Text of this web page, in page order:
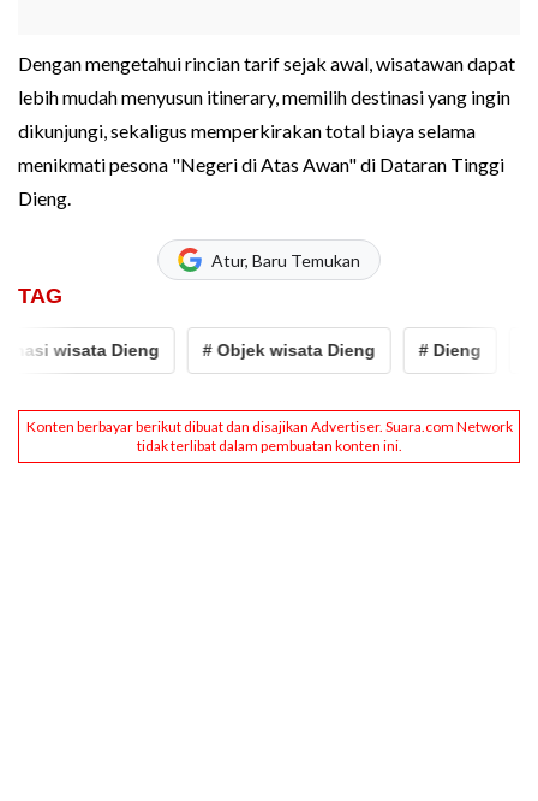
Dengan mengetahui rincian tarif sejak awal, wisatawan dapat
lebih mudah menyusun itinerary, memilih destinasi yang ingin
dikunjungi, sekaligus memperkirakan total biaya selama
menikmati pesona "Negeri di Atas Awan" di Dataran Tinggi
Dieng.
Atur, Baru Temukan
TAG
wisata Dieng # Objek wisata Dieng # Dieng